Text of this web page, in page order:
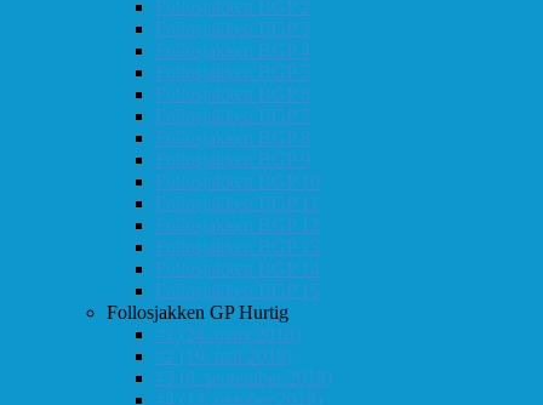
Follosjakken BGP 2
Follosjakken BGP 3
Follosjakken BGP 4
Follosjakken BGP 5
Follosjakken BGP 6
Follosjakken BGP 7
Follosjakken BGP 8
Follosjakken BGP 9
Follosjakken BGP 10
Follosjakken BGP 11
Follosjakken BGP 12
Follosjakken BGP 13
Follosjakken BGP 14
Follosjakken BGP 15
Follosjakken GP Hurtig
#1 (24. mars 2018)
#2 (19. mai 2018)
#3 (8. september 2018)
#4 (13. oktober 2018)